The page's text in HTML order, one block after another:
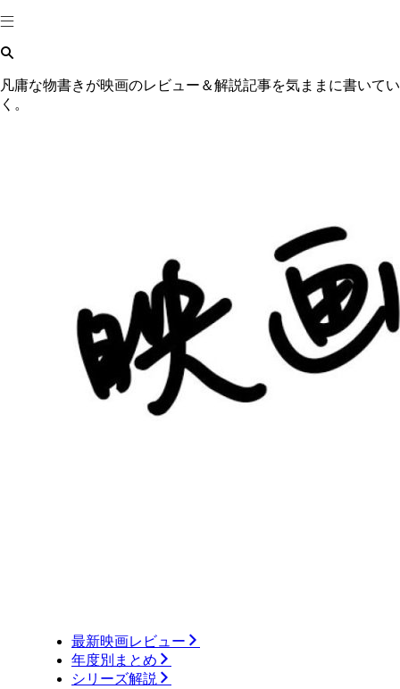
凡庸な物書きが映画のレビュー＆解説記事を気ままに書いてい
く。
最新映画レビュー
年度別まとめ
シリーズ解説